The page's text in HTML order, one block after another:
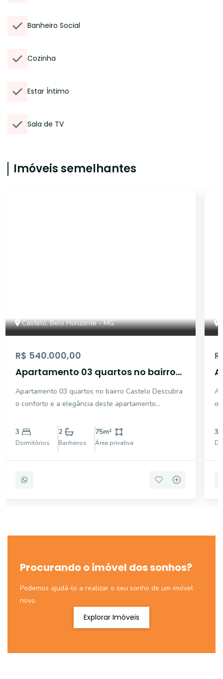
Banheiro Social
Cozinha
Estar Íntimo
Sala de TV
Imóveis semelhantes
Castelo, Belo Horizonte - MG
R$ 540.000,00
Apartamento 03 quartos no bairro
Apartamento 03 quartos no bairro Castelo Descubra
o conforto e a elegância deste apartamento
uma suíte, localizado em uma área privilegiada da
cidade. Ao adentrar, você será recebido por uma
3
Dormitórios
2
Banheiros
75m²
Área privativa
o
cidade. Ao
3
Procurando o imóvel dos sonhos?
Podemos ajudá-lo a realizar o seu sonho de um imóvel
novo
Explorar Imóveis